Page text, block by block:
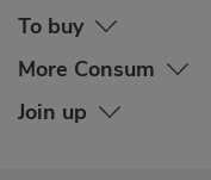
To buy
More Consum
Join up